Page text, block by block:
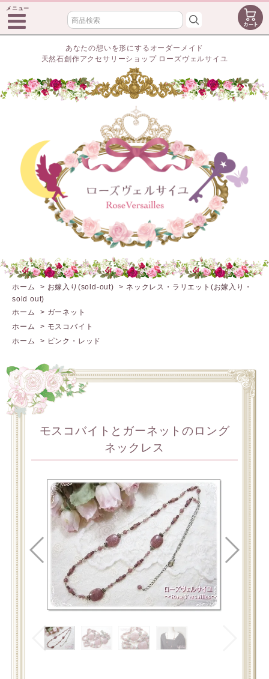
メニュー
あなたの想いを形にするオーダーメイド
天然石創作アクセサリーショップ ローズヴェルサイユ
ホーム > お嫁入り(sold-out) > ネックレス・ラリエット(お嫁入り・
sold out)
ホーム
> ガーネット
ホーム
> モスコバイト
ホーム
> ピンク・レッド
モスコバイトとガーネットのロング
ネックレス